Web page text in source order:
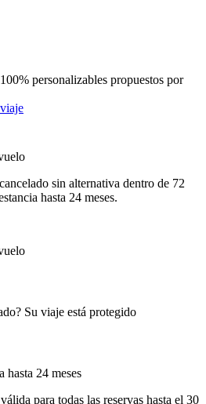
personalizables propuestos por
sin alternativa dentro de 72
hasta 24 meses.
Su viaje está protegido
hasta 24 meses
para todas las reservas hasta el 30